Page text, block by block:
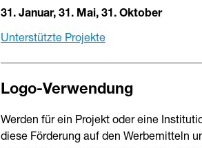
31. Januar, 31. Mai, 31. Oktober
Unterstützte Projekte
Logo-Verwendung
Werden für ein Projekt oder eine
diese Förderung auf den Werbemitteln